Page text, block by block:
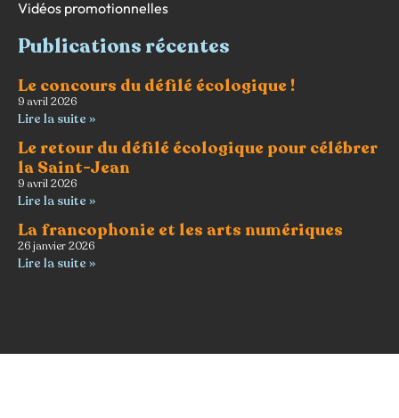
Vidéos promotionnelles
Publications récentes
Le concours du défilé écologique !
9 avril 2026
Lire la suite »
Le retour du défilé écologique pour célébrer
la Saint-Jean
9 avril 2026
Lire la suite »
La francophonie et les arts numériques
26 janvier 2026
Lire la suite »